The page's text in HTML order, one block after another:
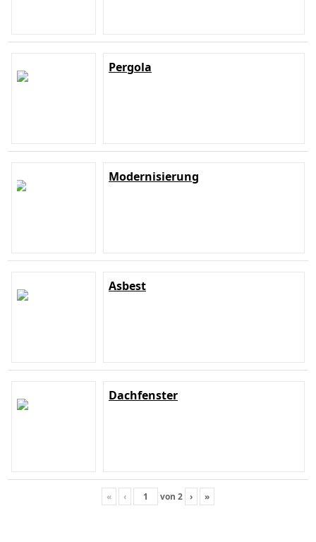
Pergola
Modernisierung
Asbest
Dachfenster
« ‹ von 2 › »